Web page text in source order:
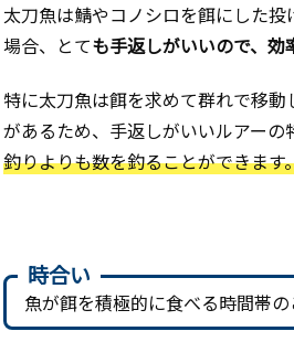
太刀魚は鯖やコノシロを餌にした
場合、とても手返しがいいので、効
特に太刀魚は餌を求めて群れで移動
があるため、手返しがいいルアーの
釣りよりも数を釣ることができます
時合い
魚が餌を積極的に食べる時間帯